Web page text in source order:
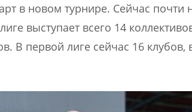
в новом турнире. Сейчас почти
выступает всего 14
В первой лиге сейчас 16 клубов,